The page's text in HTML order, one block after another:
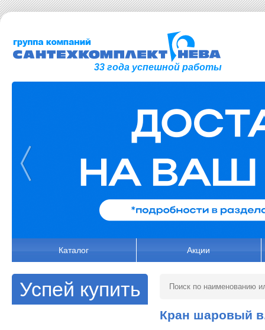
33 года успешной работы
Каталог Акции
Успей купить
Кран шаровый